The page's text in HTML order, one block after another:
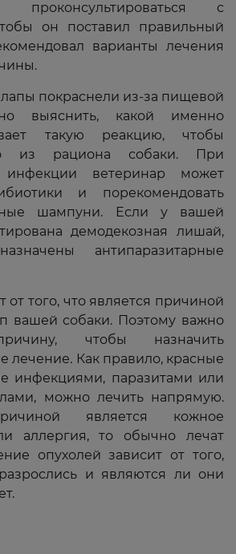
с
он поставил правильный
варианты лечения
покраснели из-за пищевой
выяснить, какой именно
такую реакцию, чтобы
из рациона собаки. При
инфекции ветеринар может
и порекомендовать
шампуни. Если у вашей
демодекозная лишай,
антипаразитарные
от того, что является причиной
вашей собаки. Поэтому важно
чтобы назначить
лечение. Как правило, красные
инфекциями, паразитами или
можно лечить напрямую.
является кожное
аллергия, то обычно лечат
опухолей зависит от того,
и являются ли они